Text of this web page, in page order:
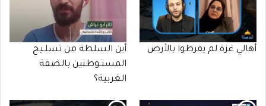
أهالي غزة لم يفرطوا بالأرض
أين السلطة من تسلـيح
المستـوطنين بالضفة
الغربية؟